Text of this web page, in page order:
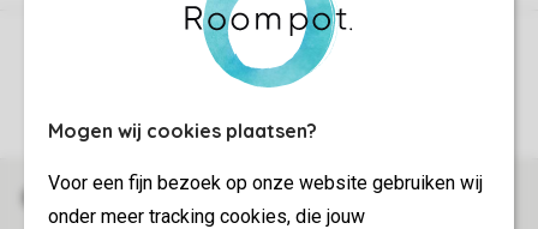
Mogen wij cookies plaatsen?
Voor een fijn bezoek op onze website gebruiken wij
onder meer tracking cookies, die jouw
Control over your own privacy
Book online securely and quickly